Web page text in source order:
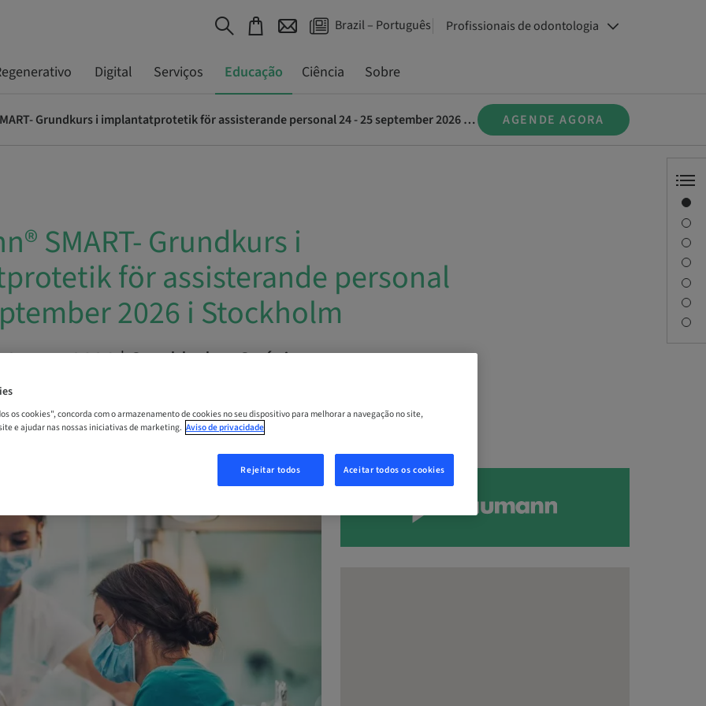
Brazil – Português Profissionais de odontologia
Digital Serviços Educação Ciência Sobre
Straumann® SMART- Grundkurs i implantatprotetik för assisterande personal 24 - 25 september 2026 i Stockholm AGENDE AGORA
SMART- Grundkurs i
för assisterande personal
2026 i Stockholm
25. set 2026 | Stockholm, Suécia
os cookies", concorda com o armazenamento de cookies no seu dispositivo para melhorar a navegação no site,
e ajudar nas nossas iniciativas de marketing. Aviso de privacidade
Rejeitar todos Aceitar todos os cookies